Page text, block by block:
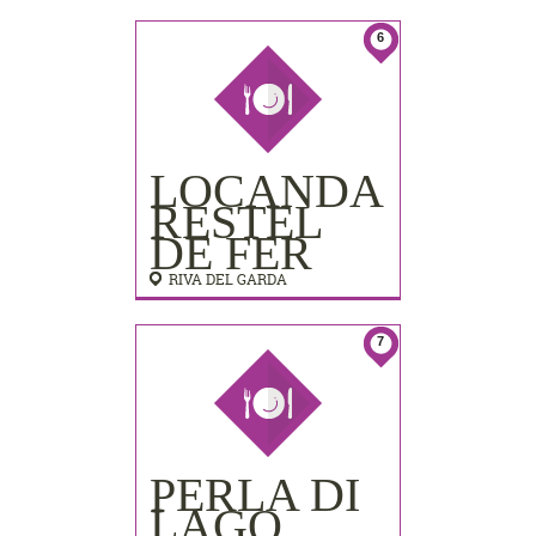
LIDO
PALACE) 6
LOCANDA
RESTEL
DE FER
RIVA DEL GARDA
7
PERLA DI